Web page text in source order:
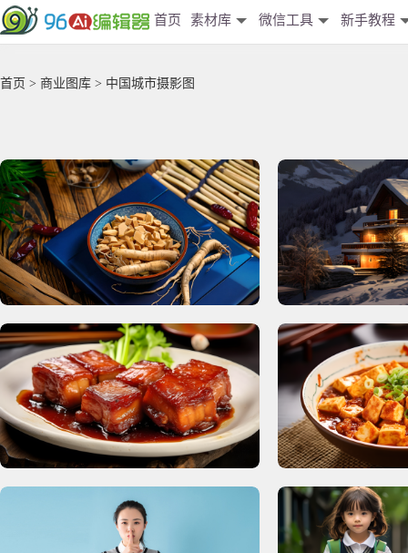
首页 素材库 微信工具 新手教程
首页 > 商业图库 > 中国城市摄影图